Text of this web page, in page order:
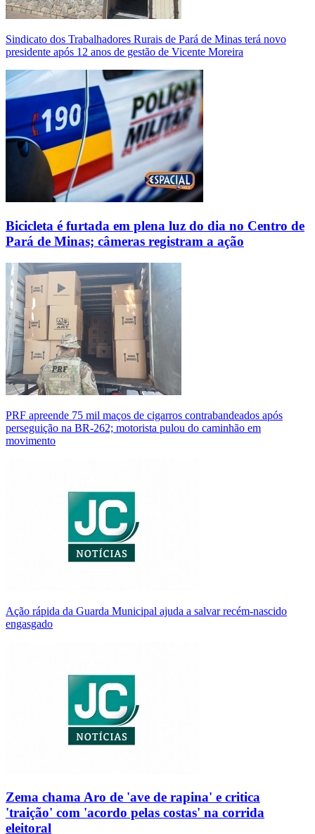
Sindicato dos Trabalhadores Rurais de Pará de Minas terá novo
presidente após 12 anos de gestão de Vicente Moreira
Bicicleta é furtada em plena luz do dia no Centro de
Pará de Minas; câmeras registram a ação
PRF apreende 75 mil maços de cigarros contrabandeados após
perseguição na BR-262; motorista pulou do caminhão em
movimento
Ação rápida da Guarda Municipal ajuda a salvar recém-nascido
engasgado
Zema chama Aro de 'ave de rapina' e critica
'traição' com 'acordo pelas costas' na corrida
eleitoral